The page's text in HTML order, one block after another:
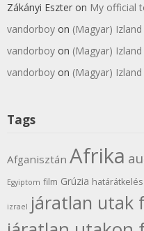
Zákányi Eszter on My official
vandorboy on (Magyar)
vandorboy on (Magyar)
vandorboy on (Magyar)
Tags
Afganisztán Afrika
Egyiptom film Grúzia határátkelés
izrael járatlan utak